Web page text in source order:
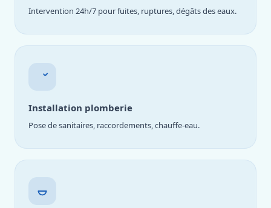
Intervention 24h/7 pour fuites, ruptures, dégâts des eaux.
Installation plomberie
Pose de sanitaires, raccordements, chauffe-eau.